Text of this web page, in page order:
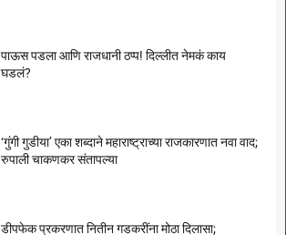
पाऊस पडला आणि राजधानी ठप्प! दिल्लीत नेमकं काय
घडलं?
‘गुंगी गुडीया’ एका शब्दाने महाराष्ट्राच्या राजकारणात नवा वाद;
रुपाली चाकणकर संतापल्या
डीपफेक प्रकरणात नितीन गडकरींना मोठा दिलासा;